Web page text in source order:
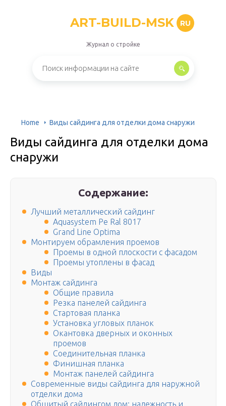
ART-BUILD-MSK RU
Журнал о стройке
Home Виды сайдинга для отделки дома снаружи
Виды сайдинга для отделки дома
снаружи
Содержание:
Лучший металлический сайдинг
Aquasystem Pe Ral 8017
Grand Line Optima
Монтируем обрамления проемов
Проемы в одной плоскости с фасадом
Проемы утоплены в фасад
Виды
Монтаж сайдинга
Общие правила
Резка панелей сайдинга
Стартовая планка
Установка угловых планок
Окантовка дверных и оконных
проемов
Соединительная планка
Финишная планка
Монтаж панелей сайдинга
Современные виды сайдинга для наружной
отделки дома
Обшитый сайдингом дом: надежность и